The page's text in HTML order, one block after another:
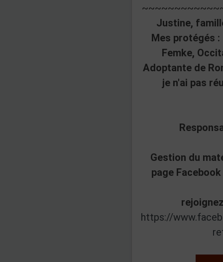
Justine,
Mes protégés :
Femke,
Adoptante de
je n'ai pas
Gestion du
page
https://